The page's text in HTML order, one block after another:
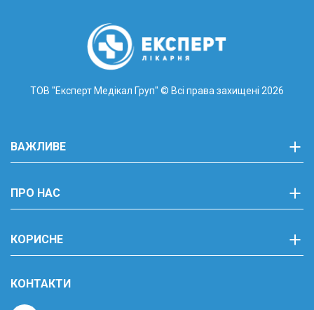
ТОВ "Експерт Медікал Груп" © Всі права захищені 2026
ВАЖЛИВЕ
ПРО НАС
КОРИСНЕ
КОНТАКТИ